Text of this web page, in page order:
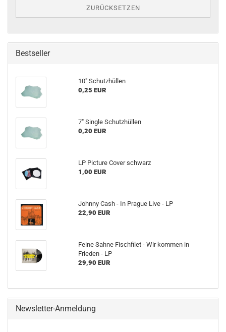
ZURÜCKSETZEN
Bestseller
10" Schutzhüllen
0,25 EUR
7" Single Schutzhüllen
0,20 EUR
LP Picture Cover schwarz
1,00 EUR
Johnny Cash - In Prague Live - LP
22,90 EUR
Feine Sahne Fischfilet - Wir kommen in
Frieden - LP
29,90 EUR
Newsletter-Anmeldung